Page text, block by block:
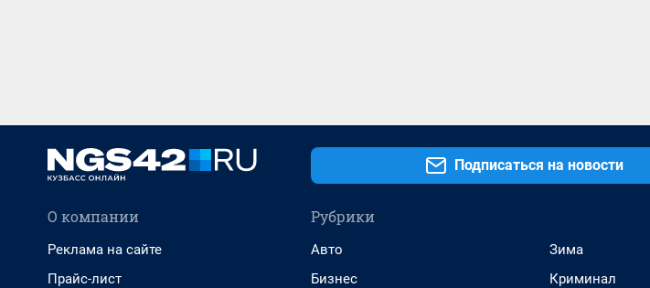
Подписаться на новости
О компании
Реклама на сайте
Прайс-лист
Рубрики
Авто
Бизнес
Зима
Криминал